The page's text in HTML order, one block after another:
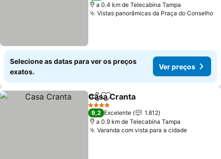
a 0.4 km de Telecabina Tampa
Vistas panorâmicas da Praça do Conselho
Selecione as datas para ver os preços
exatos.
Ver preços
PartilharAdicionar aos favoritos
Casa Cranta
4 Estrelas
9,2 Excelente
1.812
a 0.9 km de Telecabina Tampa
Varanda com vista para a cidade